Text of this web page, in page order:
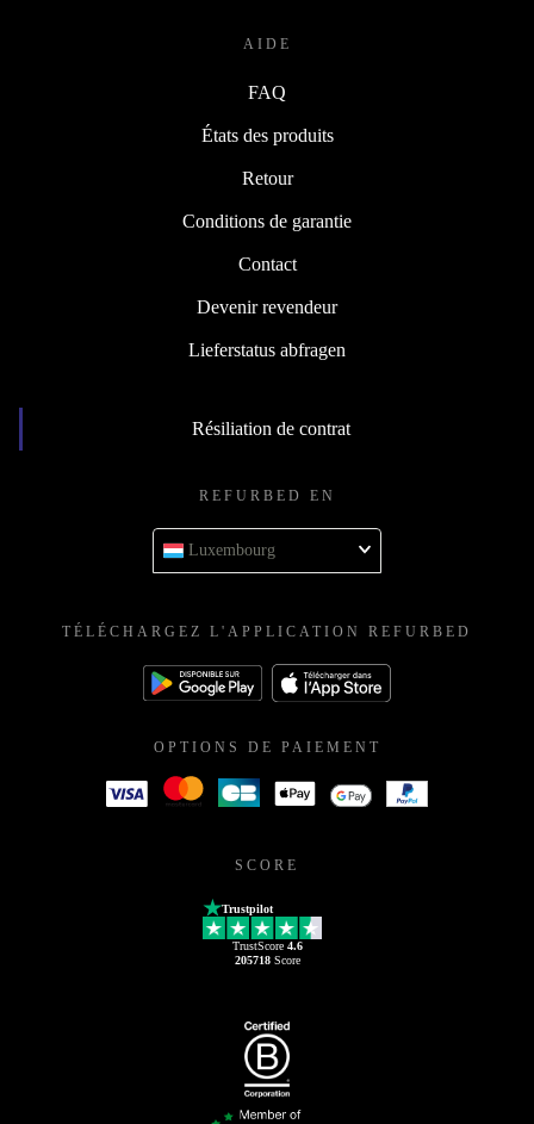
AIDE
FAQ
États des produits
Retour
Conditions de garantie
Contact
Devenir revendeur
Lieferstatus abfragen
Résiliation de contrat
REFURBED EN
Luxembourg
TÉLÉCHARGEZ L'APPLICATION REFURBED
OPTIONS DE PAIEMENT
SCORE
Trustpilot
TrustScore 4.6
205718Score